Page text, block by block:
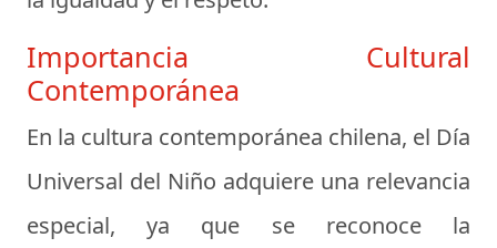
Importancia Cultural
Contemporánea
En la cultura contemporánea chilena, el Día
Universal del Niño adquiere una relevancia
especial, ya que se reconoce la